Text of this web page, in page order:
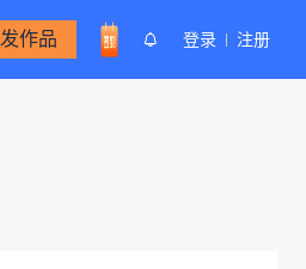
发作品 登录 注册